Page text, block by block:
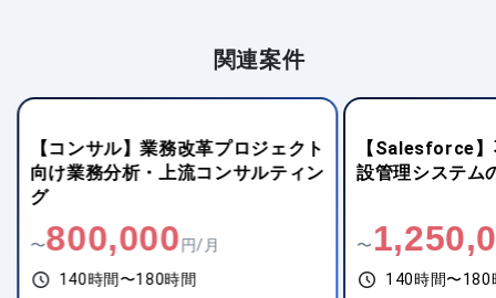
関連案件
【コンサル】業務改革プロジェクト
向け業務分析・上流コンサルティン
グ
〜800,000円/月
140時間〜180時間
【Salesforce
設管理システム
〜
140時間〜180